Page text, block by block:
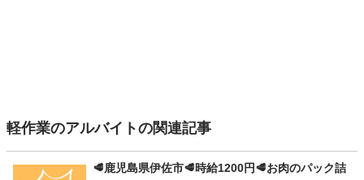
軽作業のアルバイトの関連記事
🥩鹿児島県伊佐市🥩時給1200円🥩お肉のパック詰